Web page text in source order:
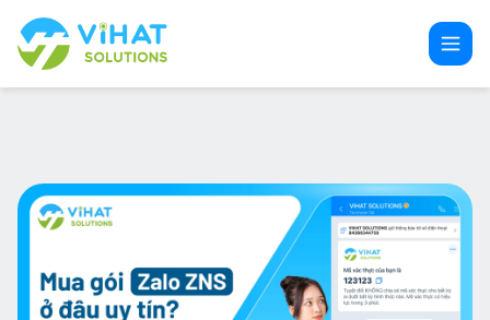
đến
phần